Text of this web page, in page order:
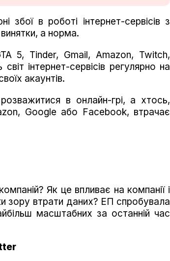
в роботі інтернет-сервісів з
а норма.
5, Tinder, Gmail, Amazon, Twitch,
інтернет-сервісів регулярно на
акаунтів.
в онлайн-грі, а хтось,
Google або Facebook, втрачає
Як це впливає на компанії і
зору втрати даних? ЕП спробувала
масштабних за останній час